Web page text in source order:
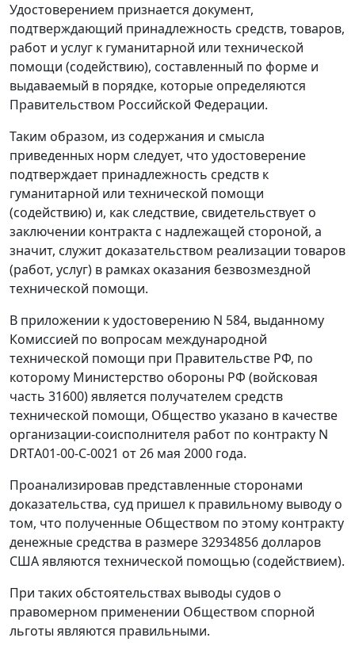
Удостоверением признается документ,
подтверждающий принадлежность средств, товаров,
работ и услуг к гуманитарной или технической
помощи (содействию), составленный по форме и
выдаваемый в порядке, которые определяются
Правительством Российской Федерации.
Таким образом, из содержания и смысла
приведенных норм следует, что удостоверение
подтверждает принадлежность средств к
гуманитарной или технической помощи
(содействию) и, как следствие, свидетельствует о
заключении контракта с надлежащей стороной, а
значит, служит доказательством реализации товаров
(работ, услуг) в рамках оказания безвозмездной
технической помощи.
В приложении к удостоверению N 584, выданному
Комиссией по вопросам международной
технической помощи при Правительстве РФ, по
которому Министерство обороны РФ (войсковая
часть 31600) является получателем средств
технической помощи, Общество указано в качестве
организации-соисполнителя работ по контракту N
DRTА01-00-С-0021 от 26 мая 2000 года.
Проанализировав представленные сторонами
доказательства, суд пришел к правильному выводу о
том, что полученные Обществом по этому контракту
денежные средства в размере 32934856 долларов
США являются технической помощью (содействием).
При таких обстоятельствах выводы судов о
правомерном применении Обществом спорной
льготы являются правильными.